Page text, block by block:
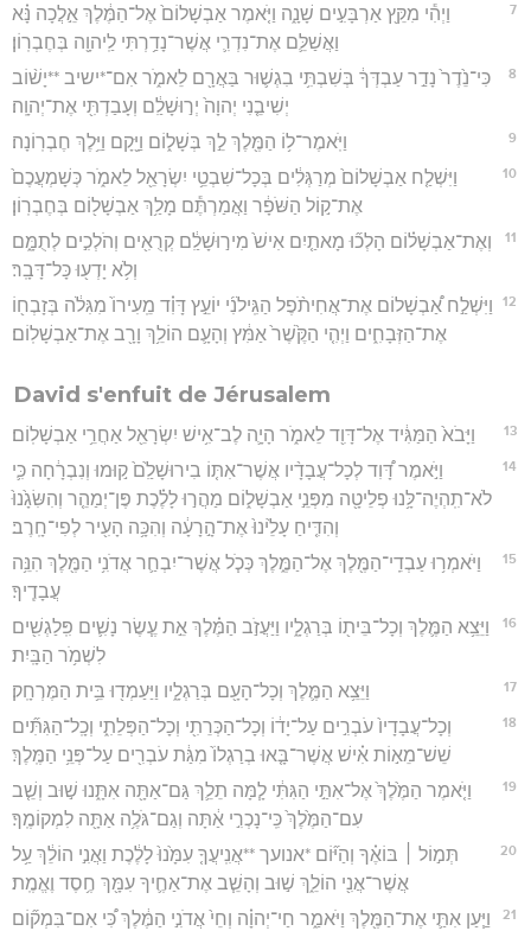
7
וַיְהִ֕י מִקֵּ֖ץ אַרְבָּעִ֣ים שָׁנָ֑ה וַיֹּ֤אמֶר אַבְשָׁלוֹם֙ אֶל־הַמֶּ֔לֶךְ אֵ֣לֲכָה נָּ֗א
וַאֲשַׁלֵּ֛ם אֶת־נִדְרִ֛י אֲשֶׁר־נָדַ֥רְתִּי לַֽיהוָ֖ה בְּחֶבְרֽוֹן׃
8
כִּי־נֵ֙דֶר֙ נָדַ֣ר עַבְדְּךָ֔ בְּשִׁבְתִּ֥י בִגְשׁ֛וּר בַּאֲרָ֖ם לֵאמֹ֑ר אִם־*ישיב **יָשׁ֨וֹב
יְשִׁיבֵ֤נִי יְהוָה֙ יְר֣וּשָׁלִַ֔ם וְעָבַדְתִּ֖י אֶת־יְהוָֽה׃
9 וַיֹּֽאמֶר־ל֥וֹ הַמֶּ֖לֶךְ לֵ֣ךְ בְּשָׁל֑וֹם וַיָּ֖קָם וַיֵּ֥לֶךְ חֶבְרֽוֹנָה׃
10
וַיִּשְׁלַ֤ח אַבְשָׁלוֹם֙ מְרַגְּלִ֔ים בְּכָל־שִׁבְטֵ֥י יִשְׂרָאֵ֖ל לֵאמֹ֑ר כְּשָׁמְעֲכֶם֙
אֶת־ק֣וֹל הַשֹּׁפָ֔ר וַאֲמַרְתֶּ֕ם מָלַ֥ךְ אַבְשָׁל֖וֹם בְּחֶבְרֽוֹן׃
11
וְאֶת־אַבְשָׁל֗וֹם הָלְכ֞וּ מָאתַ֤יִם אִישׁ֙ מִיר֣וּשָׁלִַ֔ם קְרֻאִ֖ים וְהֹלְכִ֣ים לְתֻמָּ֑ם
וְלֹ֥א יָדְע֖וּ כָּל־דָּבָֽר׃
12
וַיִּשְׁלַ֣ח אַ֠בְשָׁלוֹם אֶת־אֲחִיתֹ֨פֶל הַגִּֽילֹנִ֜י יוֹעֵ֣ץ דָּוִ֗ד מֵֽעִירוֹ֙ מִגִּלֹ֔ה בְּזָבְח֖וֹ
אֶת־הַזְּבָחִ֑ים וַיְהִ֤י הַקֶּ֙שֶׁר֙ אַמִּ֔ץ וְהָעָ֛ם הוֹלֵ֥ךְ וָרָ֖ב אֶת־אַבְשָׁלֽוֹם׃
David s'enfuit de Jérusalem
13 וַיָּבֹא֙ הַמַּגִּ֔יד אֶל־דָּוִ֖ד לֵאמֹ֑ר הָיָ֛ה לֶב־אִ֥ישׁ יִשְׂרָאֵ֖ל אַחֲרֵ֥י אַבְשָׁלֽוֹם׃
14
וַיֹּ֣אמֶר דָּ֠וִד לְכָל־עֲבָדָ֨יו אֲשֶׁר־אִתּ֤וֹ בִירוּשָׁלִַ֙ם֙ ק֣וּמוּ וְנִבְרָ֔חָה כִּ֛י
לֹא־תִֽהְיֶה־לָּ֥נוּ פְלֵיטָ֖ה מִפְּנֵ֣י אַבְשָׁל֑וֹם מַהֲר֣וּ לָלֶ֗כֶת פֶּן־יְמַהֵ֤ר וְהִשִּׂגָ֙נוּ֙
וְהִדִּ֤יחַ עָלֵ֙ינוּ֙ אֶת־הָ֣רָעָ֔ה וְהִכָּ֥ה הָעִ֖יר לְפִי־חָֽרֶב׃
15
וַיֹּאמְר֥וּ עַבְדֵֽי־הַמֶּ֖לֶךְ אֶל־הַמֶּ֑לֶךְ כְּכֹ֧ל אֲשֶׁר־יִבְחַ֛ר אֲדֹנִ֥י הַמֶּ֖לֶךְ הִנֵּ֥ה
עֲבָדֶֽיךָ׃
16
וַיֵּצֵ֥א הַמֶּ֛לֶךְ וְכָל־בֵּית֖וֹ בְּרַגְלָ֑יו וַיַּעֲזֹ֣ב הַמֶּ֗לֶךְ אֵ֣ת עֶ֧שֶׂר נָשִׁ֛ים פִּֽלַגְשִׁ֖ים
לִשְׁמֹ֥ר הַבָּֽיִת׃
17 וַיֵּצֵ֥א הַמֶּ֛לֶךְ וְכָל־הָעָ֖ם בְּרַגְלָ֑יו וַיַּעַמְד֖וּ בֵּ֥ית הַמֶּרְחָֽק׃
18
וְכָל־עֲבָדָיו֙ עֹבְרִ֣ים עַל־יָד֔וֹ וְכָל־הַכְּרֵתִ֖י וְכָל־הַפְּלֵתִ֑י וְכָֽל־הַגִּתִּ֞ים
שֵׁשׁ־מֵא֣וֹת אִ֗ישׁ אֲשֶׁר־בָּ֤אוּ בְרַגְלוֹ֙ מִגַּ֔ת עֹבְרִ֖ים עַל־פְּנֵ֥י הַמֶּֽלֶךְ׃
19
וַיֹּ֤אמֶר הַמֶּ֙לֶךְ֙ אֶל־אִתַּ֣י הַגִּתִּ֔י לָ֧מָּה תֵלֵ֛ךְ גַּם־אַתָּ֖ה אִתָּ֑נוּ שׁ֣וּב וְשֵׁ֤ב
עִם־הַמֶּ֙לֶךְ֙ כִּֽי־נָכְרִ֣י אַ֔תָּה וְגַם־גֹּלֶ֥ה אַתָּ֖ה לִמְקוֹמֶֽךָ׃
20
תְּמ֣וֹל ׀ בּוֹאֶ֗ךָ וְהַיּ֞וֹם *אנועך **אֲנִֽיעֲךָ֤ עִמָּ֙נוּ֙ לָלֶ֔כֶת וַאֲנִ֣י הוֹלֵ֔ךְ עַ֥ל
אֲשֶׁר־אֲנִ֖י הוֹלֵ֑ךְ שׁ֣וּב וְהָשֵׁ֧ב אֶת־אַחֶ֛יךָ עִמָּ֖ךְ חֶ֥סֶד וֶאֱמֶֽת׃
21
וַיַּ֧עַן אִתַּ֛י אֶת־הַמֶּ֖לֶךְ וַיֹּאמַ֑ר חַי־יְהוָ֗ה וְחֵי֙ אֲדֹנִ֣י הַמֶּ֔לֶךְ כִּ֠י אִם־בִּמְק֞וֹם